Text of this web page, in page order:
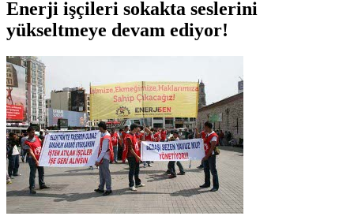
Enerji işçileri sokakta seslerini
yükseltmeye devam ediyor!